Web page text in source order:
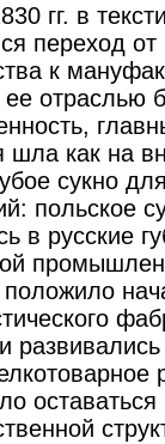
гг. в
переход от
к
отраслью
шла как на
сукно
польское
в русские